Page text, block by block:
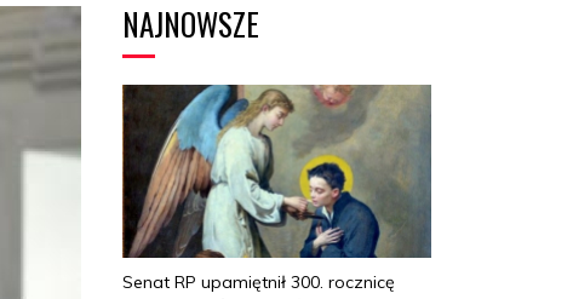
NAJNOWSZE
Senat RP upamiętnił 300. rocznicę